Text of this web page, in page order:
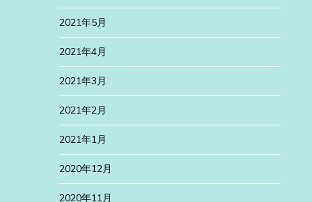
2021年5月
2021年4月
2021年3月
2021年2月
2021年1月
2020年12月
2020年11月